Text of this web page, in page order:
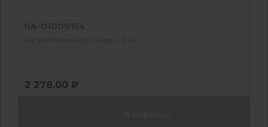
КА-01009154
На центральном складе - 2 шт
2 278.00 ₽